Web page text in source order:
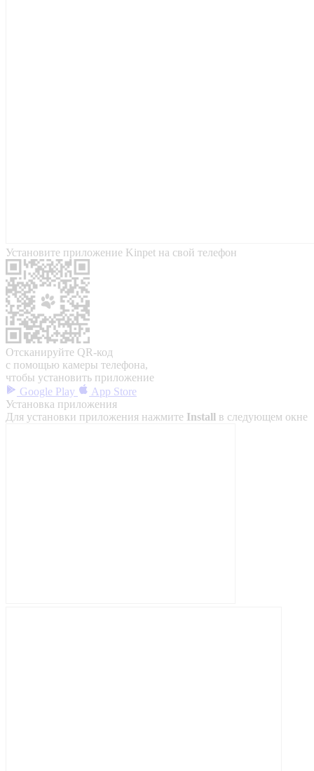
Установите приложение Kinpet на свой телефон
Отсканируйте QR-код
с помощью камеры телефона,
чтобы установить приложение
Google Play
App Store
Установка приложения
Для установки приложения нажмите Install в следующем окне